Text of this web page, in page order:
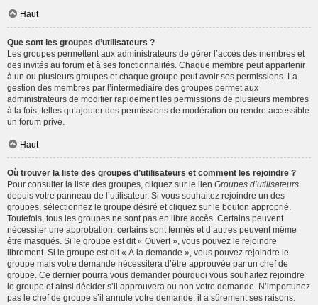
Haut
Que sont les groupes d’utilisateurs ?
Les groupes permettent aux administrateurs de gérer l’accès des membres et
des invités au forum et à ses fonctionnalités. Chaque membre peut appartenir
à un ou plusieurs groupes et chaque groupe peut avoir ses permissions. La
gestion des membres par l’intermédiaire des groupes permet aux
administrateurs de modifier rapidement les permissions de plusieurs membres
à la fois, telles qu’ajouter des permissions de modération ou rendre accessible
un forum privé.
Haut
Où trouver la liste des groupes d’utilisateurs et comment les rejoindre ?
Pour consulter la liste des groupes, cliquez sur le lien Groupes d’utilisateurs
depuis votre panneau de l’utilisateur. Si vous souhaitez rejoindre un des
groupes, sélectionnez le groupe désiré et cliquez sur le bouton approprié.
Toutefois, tous les groupes ne sont pas en libre accès. Certains peuvent
nécessiter une approbation, certains sont fermés et d’autres peuvent même
être masqués. Si le groupe est dit « Ouvert », vous pouvez le rejoindre
librement. Si le groupe est dit « À la demande », vous pouvez rejoindre le
groupe mais votre demande nécessitera d’être approuvée par un chef de
groupe. Ce dernier pourra vous demander pourquoi vous souhaitez rejoindre
le groupe et ainsi décider s’il approuvera ou non votre demande. N’importunez
pas le chef de groupe s’il annule votre demande, il a sûrement ses raisons.